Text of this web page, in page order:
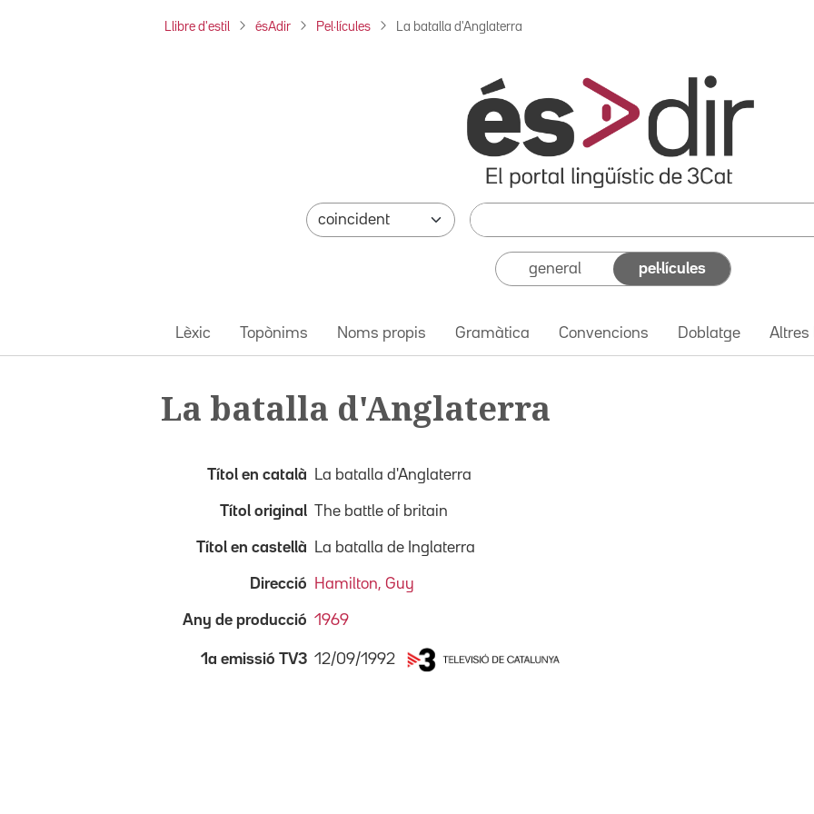
Llibre d'estil ésAdir Pel·lícules La batalla d'Anglaterra
general pel·lícules
Lèxic Topònims Noms propis Gramàtica Convencions Doblatge Altres
La batalla d'Anglaterra
Títol en català La batalla d'Anglaterra
Títol original The battle of britain
Títol en castellà La batalla de Inglaterra
Direcció Hamilton, Guy
Any de producció 1969
1a emissió TV3 12/09/1992